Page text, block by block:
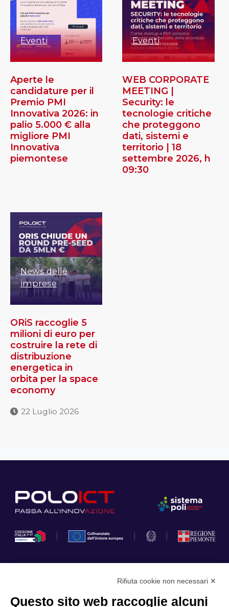
Eventi
Aperte le
candidature per il
Premio PMI
Innovativa 2026: in
palio 5.000 € alla
migliore PMI
Innovativa
piemontese
Eventi
WEB CORPORATE
MEETING |
Security: le
tecnologie critiche
che proteggono
dati, sistemi e
territorio | 18
settembre 2026, h
09:30
News delle
imprese
ORiS raccoglie 5
milioni di euro per
costruire la rete di
distribuzione
energetica in
orbita per la space
economy
22 Luglio 2026
Cookie Policy
Rifiuta cookie non necessari ✕
Questo sito web raccoglie alcuni